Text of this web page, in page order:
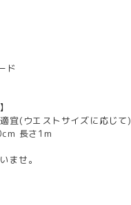
ド
宜(ウエストサイズに応じて)
長さ1m
ませ。